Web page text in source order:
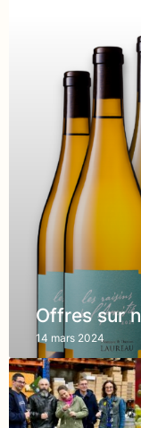
Offres sur
14 mars 2024